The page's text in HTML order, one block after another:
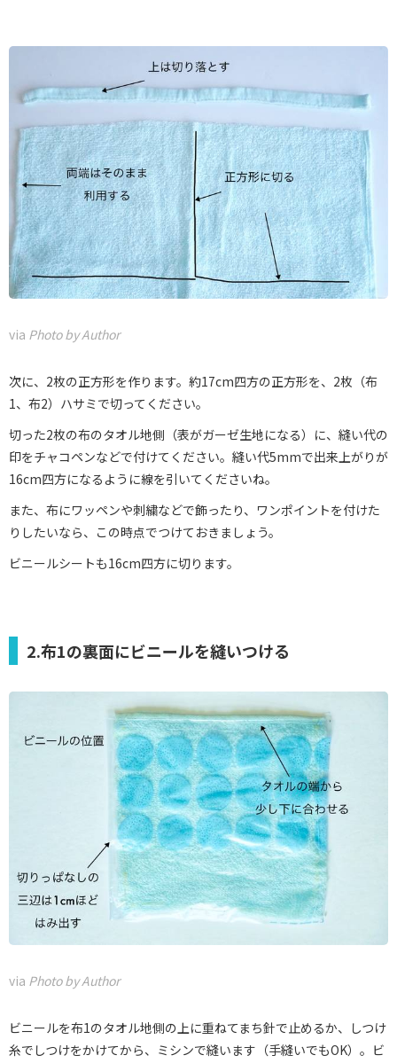
via Photo by Author
次に、2枚の正方形を作ります。約17cm四方の正方形を、2枚（布
1、布2）ハサミで切ってください。
切った2枚の布のタオル地側（表がガーゼ生地になる）に、縫い代の
印をチャコペンなどで付けてください。縫い代5mmで出来上がりが
16cm四方になるように線を引いてくださいね。
また、布にワッペンや刺繍などで飾ったり、ワンポイントを付けた
りしたいなら、この時点でつけておきましょう。
ビニールシートも16cm四方に切ります。
2.布1の裏面にビニールを縫いつける
via Photo by Author
ビニールを布1のタオル地側の上に重ねてまち針で止めるか、しつけ
糸でしつけをかけてから、ミシンで縫います（手縫いでもOK）。ビ